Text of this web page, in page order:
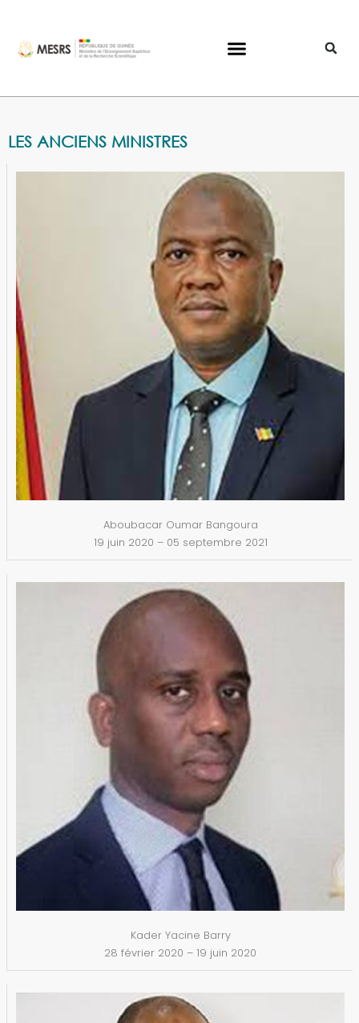
LES ANCIENS MINISTRES
Aboubacar Oumar Bangoura
19 juin 2020 – 05 septembre 2021
Kader Yacine Barry
28 février 2020 – 19 juin 2020